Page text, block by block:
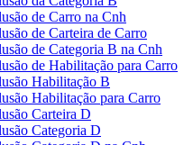
de Carro na Cnh
de Carteira de Carro
de Categoria B na Cnh
de Habilitação para Carro
Habilitação B
Habilitação para Carro
Carteira D
Categoria D